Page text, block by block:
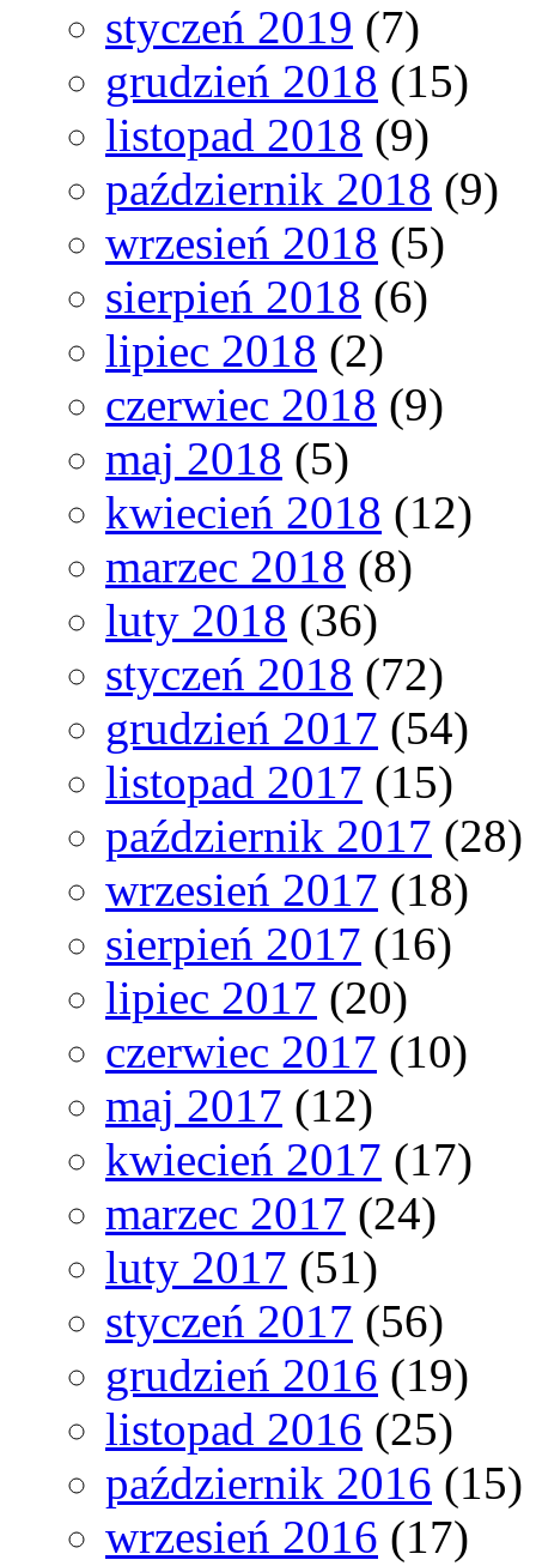
styczeń 2019 (7)
grudzień 2018 (15)
listopad 2018 (9)
październik 2018 (9)
wrzesień 2018 (5)
sierpień 2018 (6)
lipiec 2018 (2)
czerwiec 2018 (9)
maj 2018 (5)
kwiecień 2018 (12)
marzec 2018 (8)
luty 2018 (36)
styczeń 2018 (72)
grudzień 2017 (54)
listopad 2017 (15)
październik 2017 (28)
wrzesień 2017 (18)
sierpień 2017 (16)
lipiec 2017 (20)
czerwiec 2017 (10)
maj 2017 (12)
kwiecień 2017 (17)
marzec 2017 (24)
luty 2017 (51)
styczeń 2017 (56)
grudzień 2016 (19)
listopad 2016 (25)
październik 2016 (15)
wrzesień 2016 (17)